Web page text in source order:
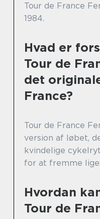
Tour de France
1984.
Hvad er
Tour de
det
France?
Tour de France
version af løbet,
kvindelige
for at fremme
Hvordan
Tour de